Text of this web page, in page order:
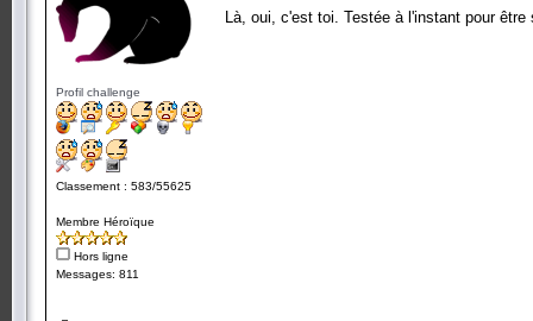
Profil challenge
Classement : 583/55625
Membre Héroïque
Hors ligne
Messages: 811
Là, oui, c'est toi. Testée à l'instant pour